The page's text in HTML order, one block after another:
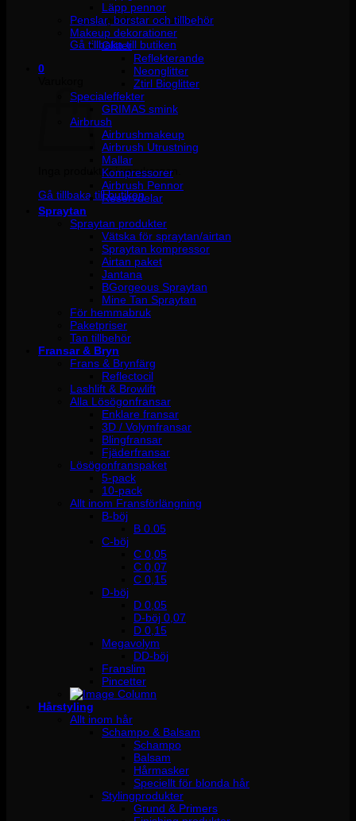
Inga produkter i varukorgen.
Gå tillbaka till butiken
0
Inga produkter i varukorgen.
Gå tillbaka till butiken
Läpp pennor
Penslar, borstar och tillbehör
Makeup dekorationer
Glitter
Reflekterande
Neonglitter
Ztirl Bioglitter
Specialeffekter
GRIMAS smink
Airbrush
Airbrushmakeup
Airbrush Utrustning
Mallar
Kompressorer
Airbrush Pennor
Reservdelar
Spraytan
Spraytan produkter
Vätska för spraytan/airtan
Spraytan kompressor
Airtan paket
Jantana
BGorgeous Spraytan
Mine Tan Spraytan
För hemmabruk
Paketpriser
Tan tillbehör
Fransar & Bryn
Frans & Brynfärg
Reflectocil
Lashlift & Browlift
Alla Lösögonfransar
Enklare fransar
3D / Volymfransar
Blingfransar
Fjäderfransar
Lösögonfranspaket
5-pack
10-pack
Allt inom Fransförlängning
B-böj
B 0.05
C-böj
C 0,05
C 0,07
C 0,15
D-böj
D 0,05
D-böj 0,07
D 0,15
Megavolym
DD-böj
Franslim
Pincetter
Hårstyling
Allt inom hår
Schampo & Balsam
Schampo
Balsam
Hårmasker
Speciellt för blonda hår
Stylingprodukter
Grund & Primers